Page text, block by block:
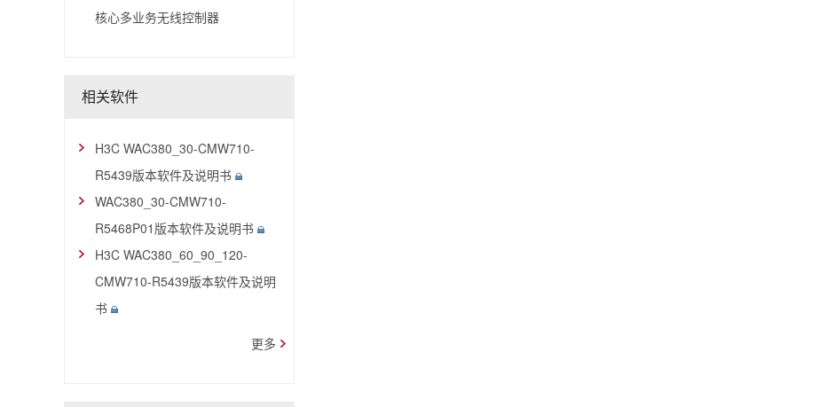
核心多业务无线控制器
相关软件
H3C WAC380_30-CMW710-
R5439版本软件及说明书
WAC380_30-CMW710-
R5468P01版本软件及说明书
H3C WAC380_60_90_120-
CMW710-R5439版本软件及说明
书
更多